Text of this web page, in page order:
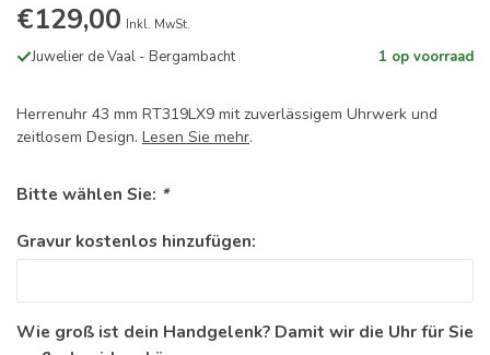
€129,00 Inkl. MwSt.
Juwelier de Vaal - Bergambacht 1 op voorraad
Herrenuhr 43 mm RT319LX9 mit zuverlässigem Uhrwerk und
zeitlosem Design. Lesen Sie mehr.
Bitte wählen Sie: *
Gravur kostenlos hinzufügen:
Wie groß ist dein Handgelenk? Damit wir die Uhr für Sie